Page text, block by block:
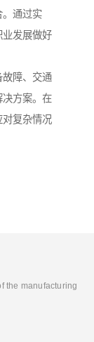
。通过实
业发展做好
故障、交通
决方案。在
对复杂情况
the manufacturing